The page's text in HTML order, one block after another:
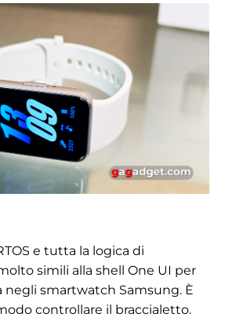
e tutta la logica di
simili alla shell One UI per
negli smartwatch Samsung. È
controllare il braccialetto.